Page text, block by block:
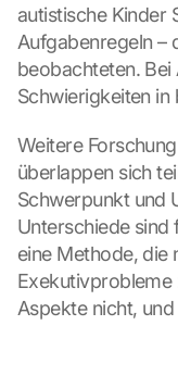
autistische Kinder
Aufgabenregeln –
beobachteten. Bei
Schwierigkeiten in
Weitere
überlappen sich
Schwerpunkt und
Unterschiede sind
eine Methode, die
Exekutivprobleme
Aspekte nicht,